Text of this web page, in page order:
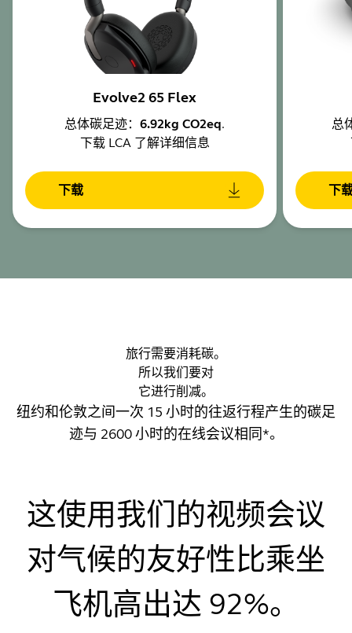
Evolve2 65 Flex
总体碳足迹： 6.92kg CO2eq.
下载 LCA 了解详细信息
下载
总
下
旅行需要消耗碳。
所以我们要对
它进行削减。
纽约和伦敦之间一次 15 小时的往返行程产生的碳足
迹与 2600 小时的在线会议相同*。
这使用我们的视频会议
对气候的友好性比乘坐
飞机高出达 92%。